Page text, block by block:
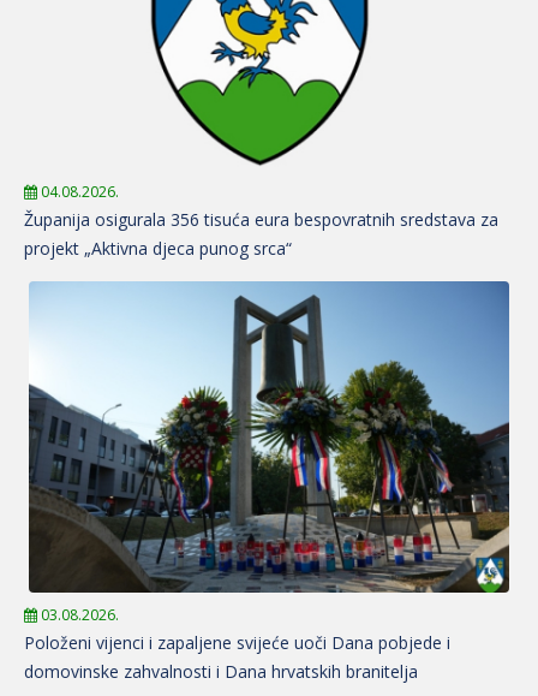
04.08.2026.
Županija osigurala 356 tisuća eura bespovratnih sredstava za
projekt „Aktivna djeca punog srca“
03.08.2026.
Položeni vijenci i zapaljene svijeće uoči Dana pobjede i
domovinske zahvalnosti i Dana hrvatskih branitelja